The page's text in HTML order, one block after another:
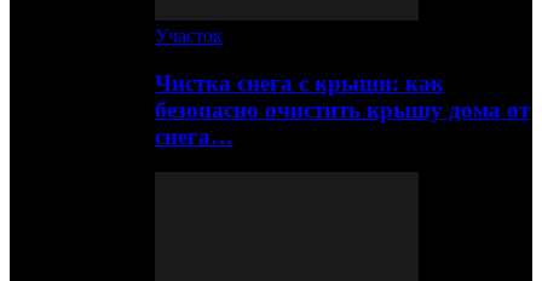
Участок
Чистка снега с крыши: как
безопасно очистить крышу дома от
снега…